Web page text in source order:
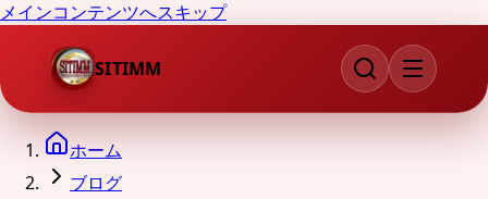
メインコンテンツへスキップ
SITIMM
ホーム
ブログ